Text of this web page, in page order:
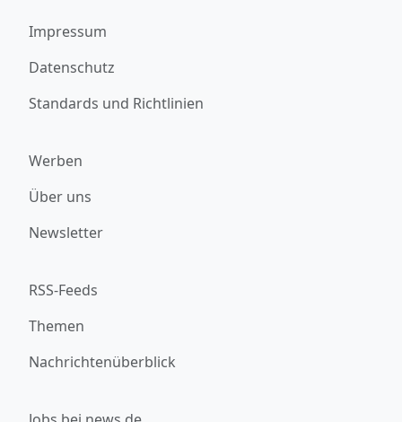
Impressum
Datenschutz
Standards und Richtlinien
Werben
Über uns
Newsletter
RSS-Feeds
Themen
Nachrichtenüberblick